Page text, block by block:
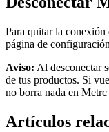
Para quitar la
página de
Aviso: Al desconectar
de tus productos. Si
no borra nada en
Artículos